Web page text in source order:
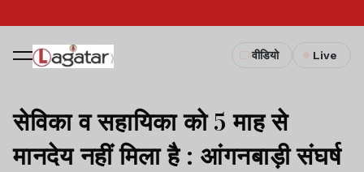
वीडियो Live
सेविका व सहायिका को 5 माह से
मानदेय नहीं मिला है : आंगनबाड़ी संघर्ष